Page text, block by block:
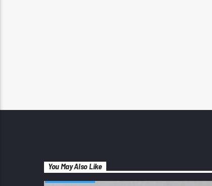
You May Also Like